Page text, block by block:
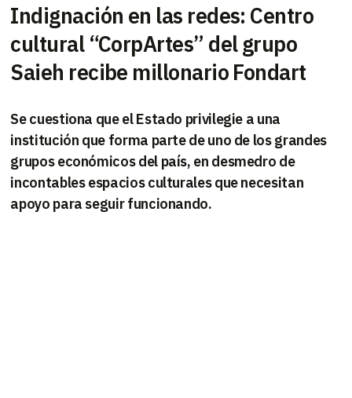
Indignación en las redes: Centro
cultural “CorpArtes” del grupo
Saieh recibe millonario Fondart
Se cuestiona que el Estado privilegie a una
institución que forma parte de uno de los grandes
grupos económicos del país, en desmedro de
incontables espacios culturales que necesitan
apoyo para seguir funcionando.